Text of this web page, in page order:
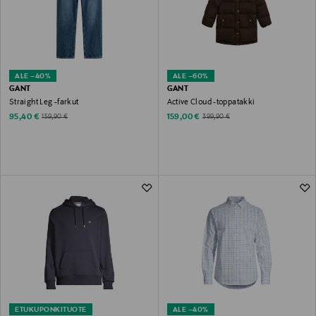
ALE –40%
GANT
Straight Leg -farkut
Discounted Price
95,40 € Original Price
159,90 €
ALE –60%
GANT
Active Cloud -toppatakki
Discounted Price
159,00 € Original Price
399,90 €
ETUKUPONKITUOTE ALE –40%